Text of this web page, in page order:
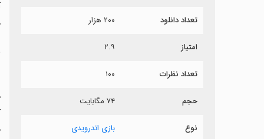
تعداد دانلود ۲۰۰ هزار
امتیاز ۲.۹
تعداد نظرات ۱۰۰
حجم ۷۴ مگابایت
نوع بازی اندرویدی